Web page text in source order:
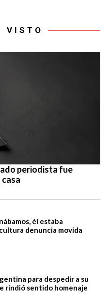
VISTO
periodista fue
él estaba
denuncia movida
para despedir a su
rindió sentido homenaje